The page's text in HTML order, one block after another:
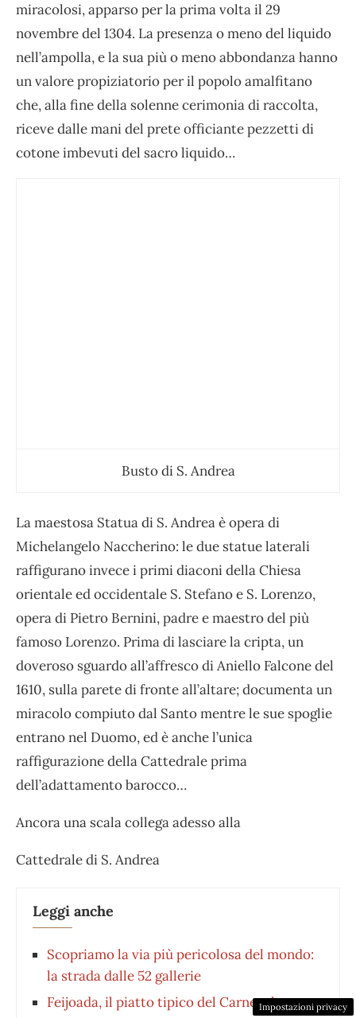
miracolosi, apparso per la prima volta il 29
novembre del 1304. La presenza o meno del liquido
nell’ampolla, e la sua più o meno abbondanza hanno
un valore propiziatorio per il popolo amalfitano
che, alla fine della solenne cerimonia di raccolta,
riceve dalle mani del prete officiante pezzetti di
cotone imbevuti del sacro liquido…
Busto di S. Andrea
La maestosa Statua di S. Andreaè opera di
Michelangelo Naccherino: le due statue laterali
raffigurano invece i primi diaconi della Chiesa
orientale ed occidentale S. Stefano e S. Lorenzo,
opera di Pietro Bernini, padre e maestro del più
famoso Lorenzo. Prima di lasciare la cripta, un
doveroso sguardoall’affresco di Aniello Falconedel
1610, sulla parete di fronte all’altare; documenta un
miracolo compiuto dal Santo mentre le sue spoglie
entrano nel Duomo, ed è anche l’unica
raffigurazione della Cattedrale prima
dell’adattamento barocco…
Ancora una scala collega adesso alla
Cattedrale di S. Andrea
Leggi anche
Scopriamo la via più pericolosa del mondo:
la strada dalle 52 gallerie
Feijoada, il piatto tipico del CarnevaleImpostazioni privacy